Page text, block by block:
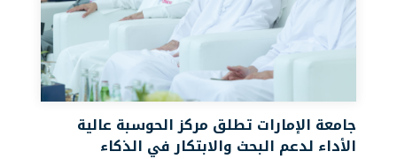
جامعة الإمارات تطلق مركز الحوسبة عالية
الأداء لدعم البحث والابتكار في الذكاء